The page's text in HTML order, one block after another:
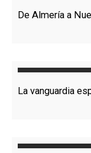
De Almería a
La vanguardia